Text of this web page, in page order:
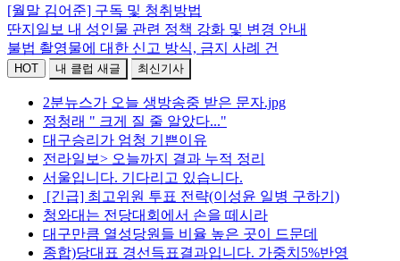
[월말 김어준] 구독 및 청취방법
딴지일보 내 성인물 관련 정책 강화 및 변경 안내
불법 촬영물에 대한 신고 방식, 금지 사례 건
HOT 내 클럽 새글 최신기사
2분뉴스가 오늘 생방송중 받은 문자.jpg
정청래 " 크게 질 줄 알았다..."
대구승리가 엄청 기쁜이유
전라일보> 오늘까지 결과 누적 정리
서울입니다. 기다리고 있습니다.
[긴급] 최고위원 투표 전략(이성윤 일병 구하기)
청와대는 전당대회에서 손을 떼시라
대구만큼 열성당원들 비율 높은 곳이 드문데
종합)당대표 경선득표결과입니다. 가중치5%반영